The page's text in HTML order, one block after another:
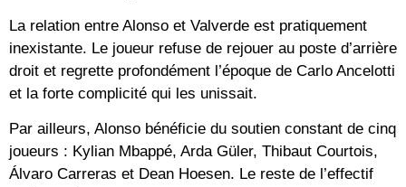
La relation entre Alonso et Valverde est pratiquement
inexistante. Le joueur refuse de rejouer au poste d’arrière
droit et regrette profondément l’époque de Carlo Ancelotti
et la forte complicité qui les unissait.
Par ailleurs, Alonso bénéficie du soutien constant de cinq
joueurs : Kylian Mbappé, Arda Güler, Thibaut Courtois,
Álvaro Carreras et Dean Hoesen. Le reste de l’effectif